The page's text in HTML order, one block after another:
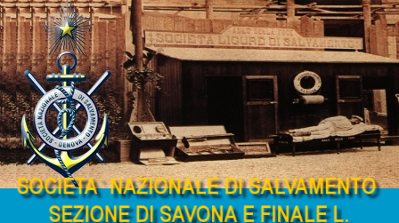
Salta al contenuto principale